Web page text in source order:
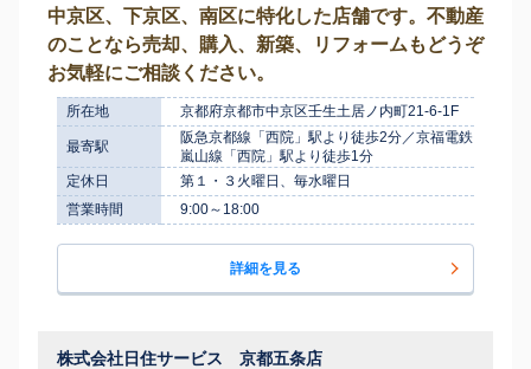
中京区、下京区、南区に特化した店舗です。不動産
のことなら売却、購入、新築、リフォームもどうぞ
お気軽にご相談ください。
所在地 京都府京都市中京区壬生土居ノ内町21-6-1F
最寄駅
阪急京都線「西院」駅より徒歩2分／京福電鉄
嵐山線「西院」駅より徒歩1分
定休日
第１・３火曜日、毎水曜日
営業時間
9:00～18:00
詳細を見る
株式会社日住サービス 京都五条店